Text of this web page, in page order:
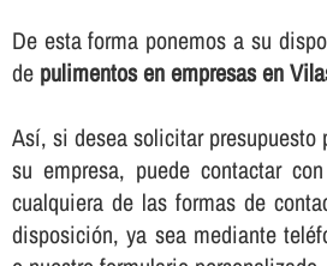
De esta forma ponemos a su
de pulimentos en empresas en
Así­, si desea solicitar presupuesto
su empresa, puede contactar
cualquiera de las formas de
disposición, ya sea mediante